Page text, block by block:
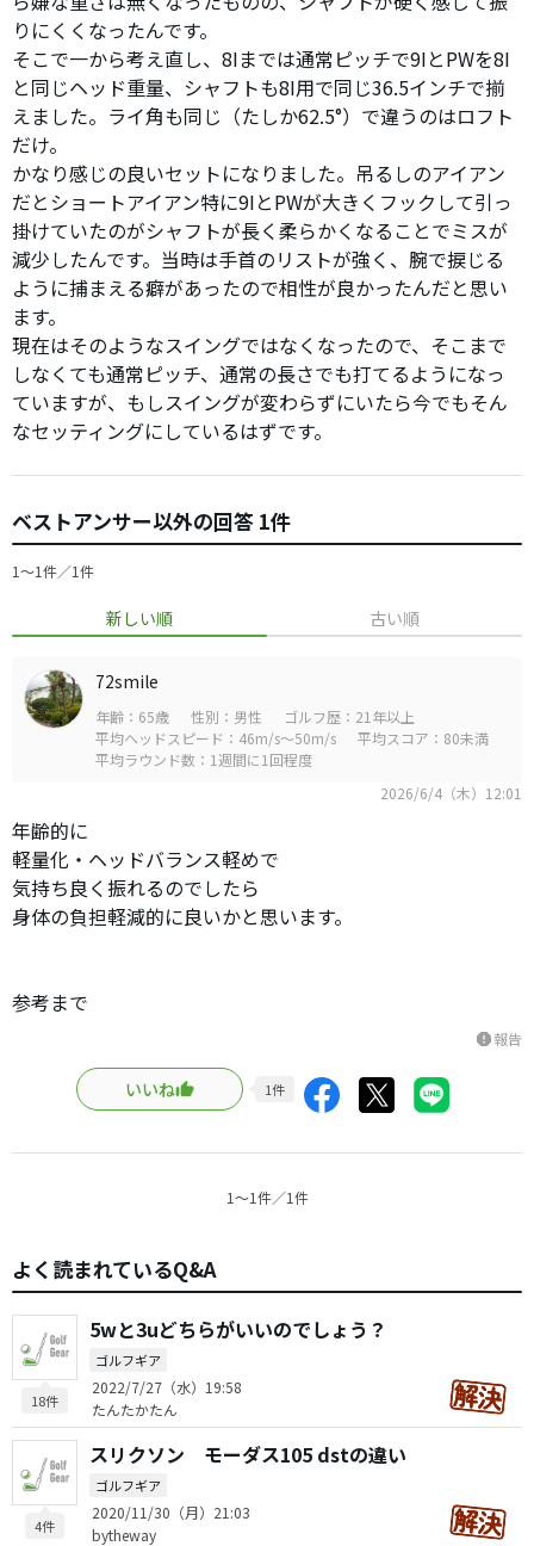
りにくくなったんです。
そこで一から考え直し、8Iまでは通常ピッチで9IとPWを8I
と同じヘッド重量、シャフトも8I用で同じ36.5インチで揃
えました。ライ角も同じ（たしか62.5°）で違うのはロフト
だけ。
かなり感じの良いセットになりました。吊るしのアイアン
だとショートアイアン特に9IとPWが大きくフックして引っ
掛けていたのがシャフトが長く柔らかくなることでミスが
減少したんです。当時は手首のリストが強く、腕で捩じる
ように捕まえる癖があったので相性が良かったんだと思い
ます。
現在はそのようなスイングではなくなったので、そこまで
しなくても通常ピッチ、通常の長さでも打てるようになっ
ていますが、もしスイングが変わらずにいたら今でもそん
なセッティングにしているはずです。
ベストアンサー以外の回答 1件
1〜1件／1件
新しい順 古い順
72smile
年齢：65歳 性別：男性
ゴルフ歴：21年以上
平均ヘッドスピード：46m/s～50m/s
平均スコア：80未満
平均ラウンド数：1週間に1回程度
2026/6/4（木）12:01
年齢的に
軽量化・ヘッドバランス軽めで
気持ち良く振れるのでしたら
身体の負担軽減的に良いかと思います。
参考まで
report報告
いいね 1件
1〜1件／1件
よく読まれているQ&A
18件
5wと3uどちらがいいのでしょう？
ゴルフギア
2022/7/27（水）19:58
たんたかたん
4件
スリクソン モーダス105 dstの違い
ゴルフギア
2020/11/30（月）21:03
bytheway